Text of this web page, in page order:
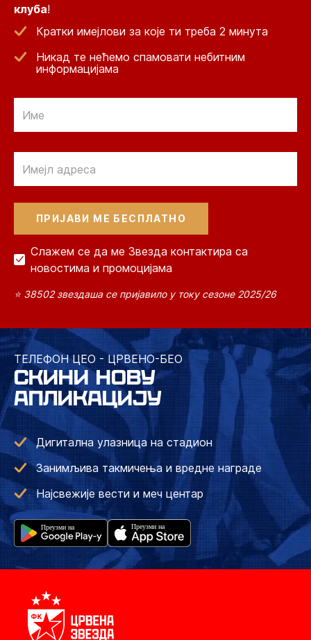
клуба!
Кратки имејлови за које ти треба 2 минута
Никад те нећемо спамовати небитним
информацијама
Слажем се да ме Звезда контактира са
новостима и промоцијама
⭐ 38502 звездаша се пријавило у току сезоне 2025/26
ТЕЛЕФОН ЦЕО - ЦРВЕНО-БЕО
СКИНИ НОВУ
АПЛИКАЦИЈУ
Дигитална улазница на стадион
Занимљива такмичења и вредне награде
Најсвежије вести и меч центар